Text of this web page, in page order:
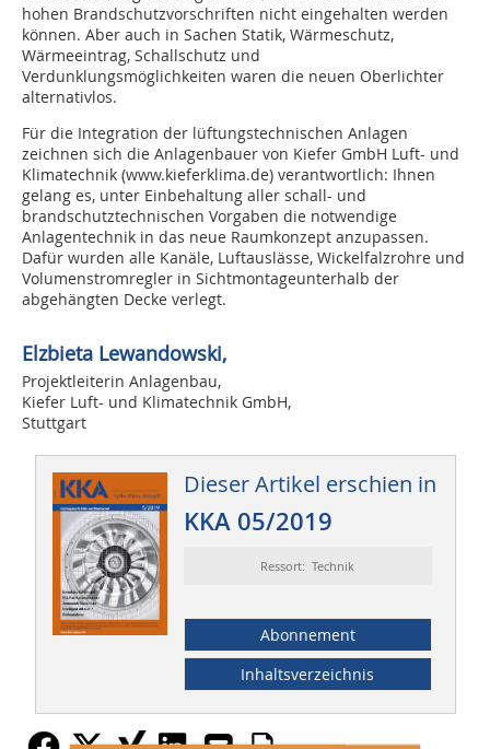
hohen Brandschutzvorschriften nicht eingehalten werden
können. Aber auch in Sachen Statik, Wärmeschutz,
Wärmeeintrag, Schallschutz und
Verdunklungsmöglichkeiten waren die neuen Oberlichter
alternativlos.
Für die Integration der lüftungstechnischen Anlagen
zeichnen sich die Anlagenbauer von Kiefer GmbH Luft- und
Klimatechnik (www.kieferklima.de) verantwortlich: Ihnen
gelang es, unter Einbehaltung aller schall- und
brandschutztechnischen Vorgaben die notwendige
Anlagentechnik in das neue Raumkonzept anzupassen.
Dafür wurden alle Kanäle, Luftauslässe, Wickelfalzrohre und
Volumenstromregler in Sichtmontageunterhalb der
abgehängten Decke verlegt.
Elzbieta Lewandowski,
Projektleiterin Anlagenbau,
Kiefer Luft- und Klimatechnik GmbH,
Stuttgart
Dieser Artikel erschien in
KKA 05/2019
Ressort: Technik
Abonnement
Inhaltsverzeichnis